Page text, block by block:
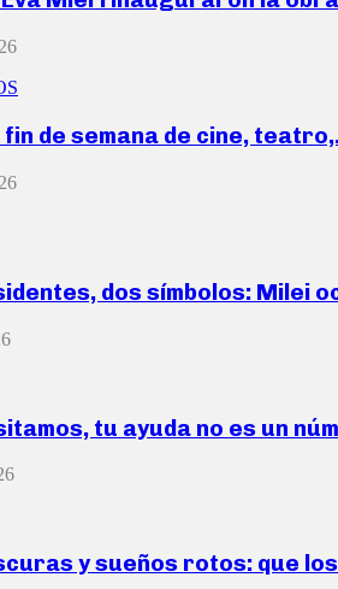
fin de semana de cine,
dos símbolos: Milei
tu ayuda no es un
y sueños rotos: que